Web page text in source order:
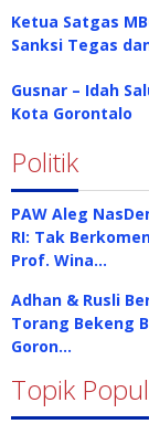
Ketua Satgas
Sanksi Tegas
Gusnar – Idah
Kota Gorontalo
Politik
PAW Aleg
RI: Tak
Prof. Wina…
Adhan & Rusli
Torang Bekeng
Goron…
Topik Popul